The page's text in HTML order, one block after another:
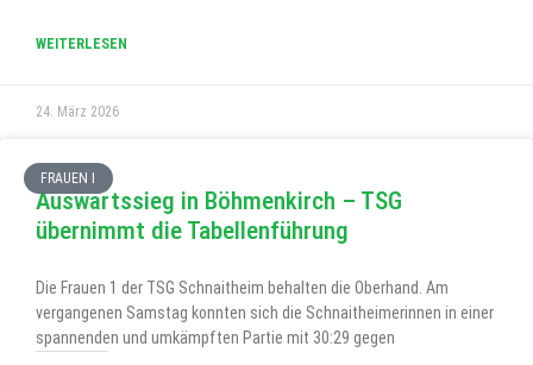
WEITERLESEN
24. März 2026
FRAUEN I
Auswärtssieg in Böhmenkirch – TSG
übernimmt die Tabellenführung
Die Frauen 1 der TSG Schnaitheim behalten die Oberhand. Am
vergangenen Samstag konnten sich die Schnaitheimerinnen in einer
spannenden und umkämpften Partie mit 30:29 gegen